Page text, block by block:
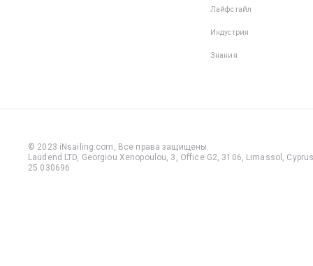
Лайфстайл
Индустрия
Знания
© 2023 iNsailing.com, Все права защищены.
Laudend LTD, Georgiou Xenopoulou, 3, Office G2, 3106, Limassol,
25 030696